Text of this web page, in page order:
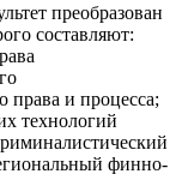
преобразован
составляют:
права и процесса;
технологий
финно-